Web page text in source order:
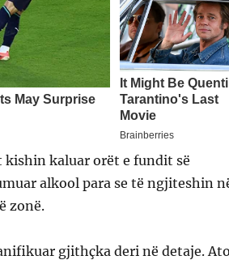
kishin kaluar orët e fundit së
alkool para se të ngjiteshin
zonë.
gjithçka deri në detaje.